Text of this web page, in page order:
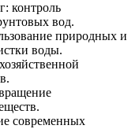
контроль
вод.
природных и
воды.
современных